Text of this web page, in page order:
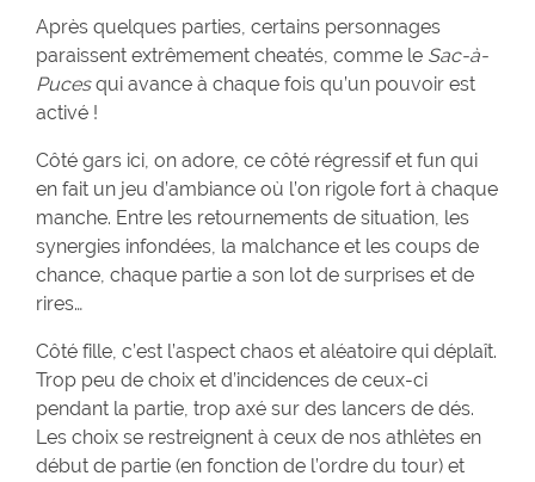
Après quelques parties, certains personnages
paraissent extrêmement cheatés, comme le Sac-à-
Pucesqui avance à chaque fois qu’un pouvoir est
activé !
Côté gars ici, on adore, ce côté régressif et fun qui
en fait un jeu d’ambiance où l’on rigole fort à chaque
manche. Entre les retournements de situation, les
synergies infondées, la malchance et les coups de
chance, chaque partie a son lot de surprises et de
rires…
Côté fille, c’est l’aspect chaos et aléatoire qui déplaît.
Trop peu de choix et d’incidences de ceux-ci
pendant la partie, trop axé sur des lancers de dés.
Les choix se restreignent à ceux de nos athlètes en
début de partie (en fonction de l’ordre du tour) et